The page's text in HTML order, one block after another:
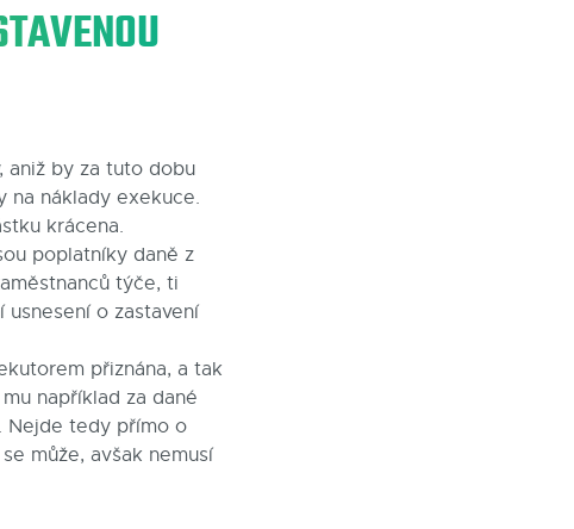
aniž by za tuto dobu
na náklady exekuce.
krácena.
poplatníky daně z
týče, ti
o zastavení
přiznána, a tak
například za dané
Nejde tedy přímo o
může, avšak nemusí